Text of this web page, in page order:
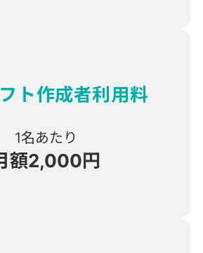
ト作成者利用料
1名あたり
額2,000円